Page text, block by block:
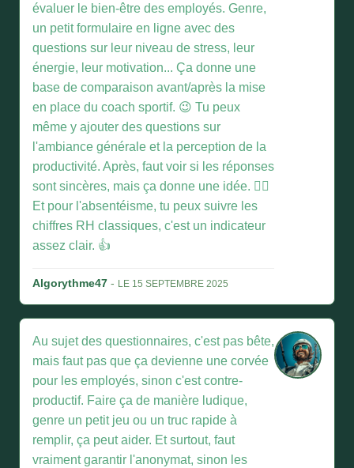
évaluer le bien-être des employés. Genre,
un petit formulaire en ligne avec des
questions sur leur niveau de stress, leur
énergie, leur motivation... Ça donne une
base de comparaison avant/après la mise
en place du coach sportif. 😉 Tu peux
même y ajouter des questions sur
l'ambiance générale et la perception de la
productivité. Après, faut voir si les réponses
sont sincères, mais ça donne une idée. 🤷‍♂️
Et pour l'absentéisme, tu peux suivre les
chiffres RH classiques, c'est un indicateur
assez clair. 👍
Algorythme47 - LE 15 SEPTEMBRE 2025
Au sujet des questionnaires, c'est pas bête,
mais faut pas que ça devienne une corvée
pour les employés, sinon c'est contre-
productif. Faire ça de manière ludique,
genre un petit jeu ou un truc rapide à
remplir, ça peut aider. Et surtout, faut
vraiment garantir l'anonymat, sinon les